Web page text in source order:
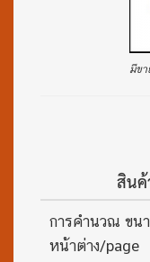
มีข
สิน
การคำนวณ ขน
หน้าต่าง/page